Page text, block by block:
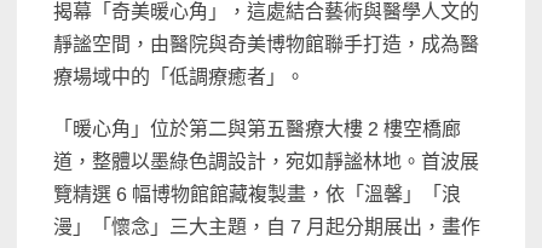
揭幕「奇美暖心角」，這處結合藝術與醫學人文的
靜謐空間，由醫院與奇美博物館聯手打造，成為醫
療場域中的「低調療癒者」。
「暖心角」位於第二與第五醫療大樓 2 樓空橋廊
道，整體以墨綠色調設計，宛如靜謐林地。首波展
覽精選 6 幅博物館館藏複製畫，依「溫馨」「浪
漫」「懷念」三大主題，自 7 月起分期展出，畫作